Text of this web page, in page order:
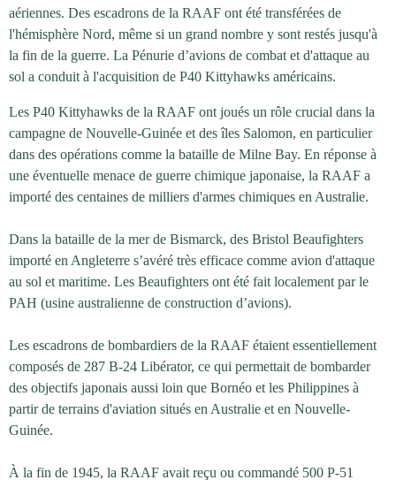
aériennes. Des escadrons de la RAAF ont été transférées de
l'hémisphère Nord, même si un grand nombre y sont restés jusqu'à
la fin de la guerre. La Pénurie d’avions de combat et d'attaque au
sol a conduit à l'acquisition de P40 Kittyhawks américains.
Les P40 Kittyhawks de la RAAF ont joués un rôle crucial dans la
campagne de Nouvelle-Guinée et des îles Salomon, en particulier
dans des opérations comme la bataille de Milne Bay. En réponse à
une éventuelle menace de guerre chimique japonaise, la RAAF a
importé des centaines de milliers d'armes chimiques en Australie.
Dans la bataille de la mer de Bismarck, des Bristol Beaufighters
importé en Angleterre s’avéré très efficace comme avion d'attaque
au sol et maritime. Les Beaufighters ont été fait localement par le
PAH (usine australienne de construction d’avions).
Les escadrons de bombardiers de la RAAF étaient essentiellement
composés de 287 B-24 Libérator, ce qui permettait de bombarder
des objectifs japonais aussi loin que Bornéo et les Philippines à
partir de terrains d'aviation situés en Australie et en Nouvelle-
Guinée.
À la fin de 1945, la RAAF avait reçu ou commandé 500 P-51